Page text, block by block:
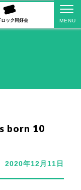
ック同好会
born 10
2020年12月11日